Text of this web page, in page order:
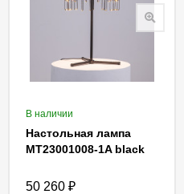
В наличии
Настольная лампа
MT23001008-1A black
50 260 ₽